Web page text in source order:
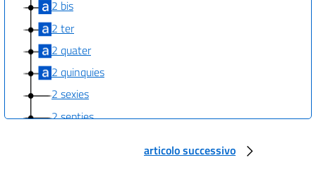
2 bis
2 ter
2 quater
2 quinquies
2 sexies
2 septies
articolo successivo